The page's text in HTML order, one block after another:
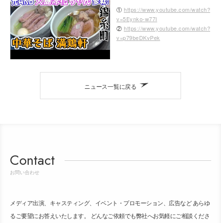
① https://www.youtube.com/watch?
v=5Eynko-w77I
② https://www.youtube.com/watch?
v=p79beDKvPek
ニュース一覧に戻る
Contact
お問い合わせ
メディア出演、キャスティング、イベント・プロモーション、広告など あらゆ
るご要望にお答えいたします。 どんなご依頼でも弊社へお気軽にご相談くださ